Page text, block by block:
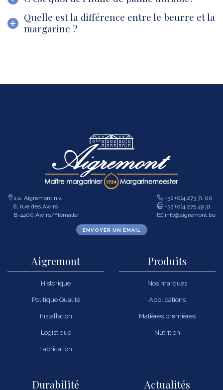
Quelle est la différence entre le beurre et la
margarine ?
s.a. Aigremont n.v.
8, rue des Awirs
B-4400 Awirs/Flémalle
+32 (0)4 273 71 00
+32 (0)4 275 49 31
info@aigremont.be
ENVOYER UN EMAIL
Aigremont
Historique
Politique Qualité
Installation
Logistique
Fabrication
Produits
Nos marques
Applications
Matières premières
Nutrition
Durabilité Actualités